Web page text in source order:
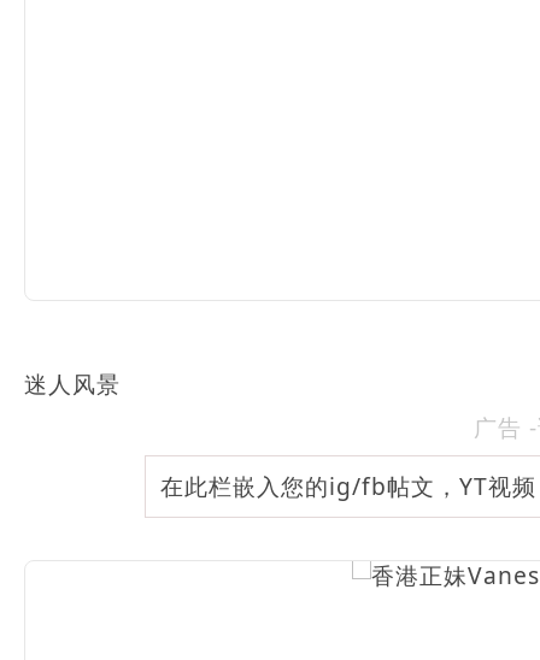
迷人风景
广告
在此栏嵌入您的ig/fb帖文，YT视